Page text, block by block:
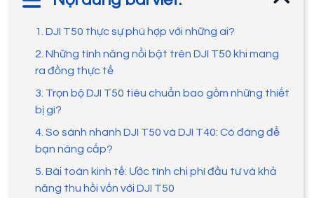
1. DJI T50 thực sự phù hợp với những ai?
2. Những tính năng nổi bật trên DJI T50 khi mang
ra đồng thực tế
3. Trọn bộ DJI T50 tiêu chuẩn bao gồm những thiết
bị gì?
4. So sánh nhanh DJI T50 và DJI T40: Có đáng để
bạn nâng cấp?
5. Bài toán kinh tế: Ước tính chi phí đầu tư và khả
năng thu hồi vốn với DJI T50